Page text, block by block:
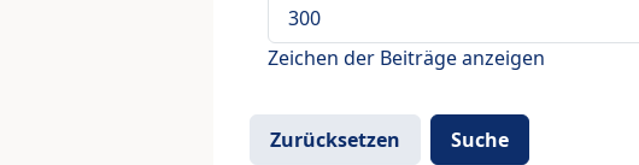
Zeichen der Beiträge anzeigen